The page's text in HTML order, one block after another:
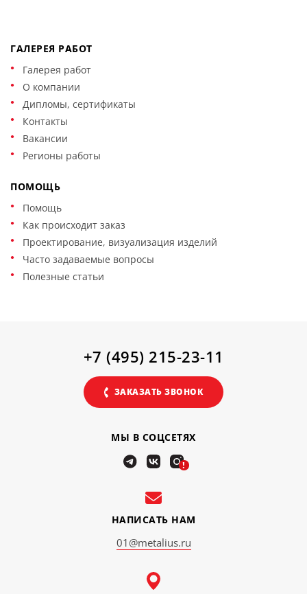
ГАЛЕРЕЯ РАБОТ
Галерея работ
О компании
Дипломы, сертификаты
Контакты
Вакансии
Регионы работы
ПОМОЩЬ
Помощь
Как происходит заказ
Проектирование, визуализация изделий
Часто задаваемые вопросы
Полезные статьи
НАПИСАТЬ НАМ
01@metalius.ru
МЫ В СОЦСЕТЯХ
!
+7 (495) 215-23-11
ЗАКАЗАТЬ ЗВОНОК